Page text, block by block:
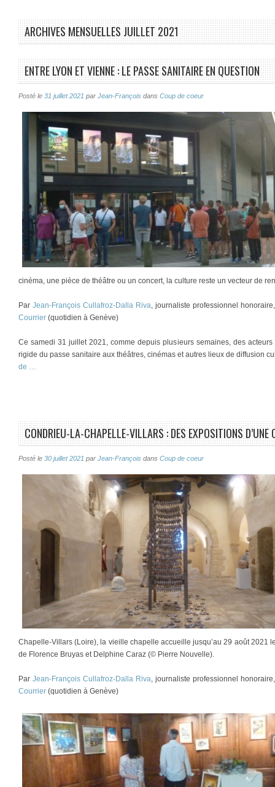
ARCHIVES MENSUELLESJUILLET 2021
ENTRE LYON ET VIENNE : LE PASSE SANITAIRE EN QUESTION
Posté le 31 juillet 2021 par Jean-François dans Coup de coeur
cinéma, une pièce de théâtre ou un concert, la culture reste un vecteur de
Par Jean-François Cullafroz-Dalla Riva , journaliste professionnel
Courrier (quotidien à Genève)
Ce samedi 31 juillet 2021, comme depuis plusieurs semaines, des acteurs
rigide du passe sanitaire aux théâtres, cinémas et autres lieux de diffusion
de …
CONDRIEU-LA-CHAPELLE-VILLARS : DES EXPOSITIONS D’UNE
Posté le 30 juillet 2021 par Jean-François dans Coup de coeur
Chapelle-Villars (Loire), la vieille chapelle accueille jusqu’au 29 août 2021
de Florence Bruyas et Delphine Caraz (© Pierre Nouvelle).
Par Jean-François Cullafroz-Dalla Riva, journaliste professionnel
Courrier (quotidien à Genève)